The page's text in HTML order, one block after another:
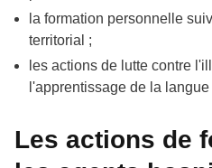
la formation personnelle
territorial ;
les actions de lutte contre
l'apprentissage de la
Les actions de